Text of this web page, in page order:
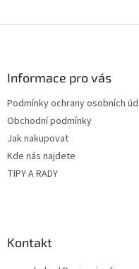
Informace pro vás
Podmínky ochrany osobních
Obchodní podmínky
Jak nakupovat
Kde nás najdete
TIPY A RADY
Kontakt